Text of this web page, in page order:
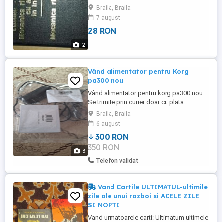
2
IRIMICIUC Editura tehnica Exclusiv Braila
Braila, Braila
7 august
28 RON
3
Vând alimentator pentru Korg
pa300 nou
Vând alimentator pentru korg pa300 nou
Se trimite prin curier doar cu plata
transportului în avans Preț 300 lei fix
Braila, Braila
6 august
300 RON
350 RON
Telefon validat
Vand Cartile ULTIMATUL-ultimile
zile ale unui razboi si ACELE ZILE
SI NOPTI
Vand urmatoarele carti: Ultimatum ultimele